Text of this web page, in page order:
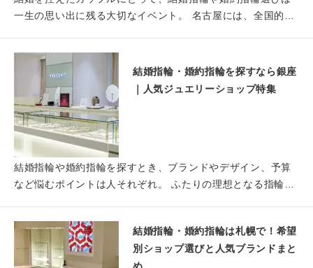
一生の思い出に残る大切なイベント。 名古屋には、全国的に
結婚指輪・婚約指輪を探すなら銀座
｜人気ジュエリーショップ特集
結婚指輪や婚約指輪を探すとき、ブランドやデザイン、予算
など悩むポイントは人それぞれ。 ふたりの理想となる指輪を
結婚指輪・婚約指輪は札幌で！希望
別ショップ選びと人気ブランドまと